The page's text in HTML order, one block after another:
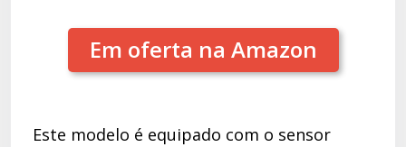
Em oferta na Amazon
Este modelo é equipado com o sensor